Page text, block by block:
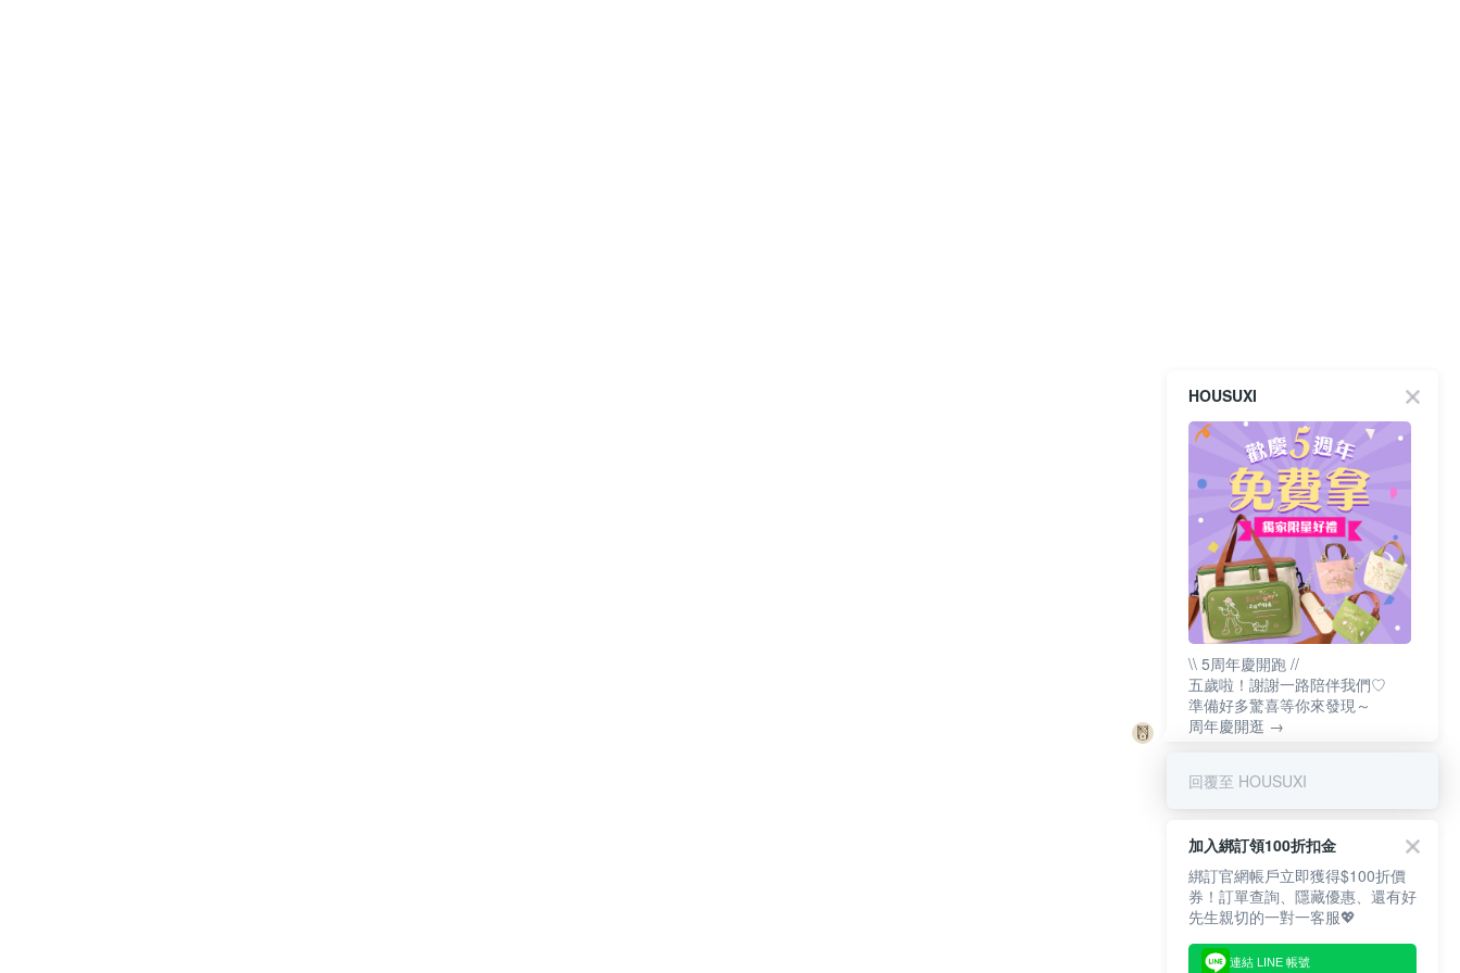
HOUSUXI
\\ 5周年慶開跑 //
五歲啦！謝謝一路陪伴我們♡
準備好多驚喜等你來發現～
周年慶開逛 →
回覆至 HOUSUXI
加入綁訂領100折扣金
綁訂官網帳戶立即獲得$100折價
券！訂單查詢、隱藏優惠、還有好
先生親切的一對一客服💖
連結 LINE 帳號